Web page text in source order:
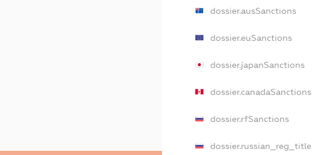
dossier.ausSanctions
dossier.euSanctions
dossier.japanSanctions
dossier.canadaSanctions
dossier.rfSanctions
dossier.russian_reg_title